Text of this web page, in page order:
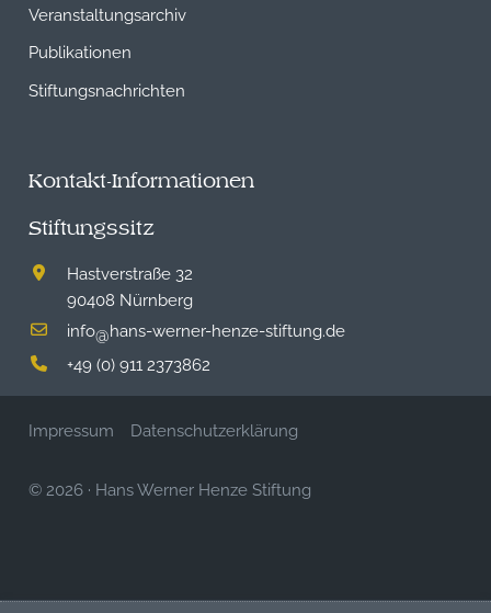
Veranstaltungsarchiv
Publikationen
Stiftungsnachrichten
Kontakt-Informationen
Stiftungssitz
Hastverstraße 32
90408 Nürnberg
info@hans-werner-henze-stiftung.de
+49 (0) 911 2373862
Impressum Datenschutzerklärung
© 2026 · Hans Werner Henze Stiftung